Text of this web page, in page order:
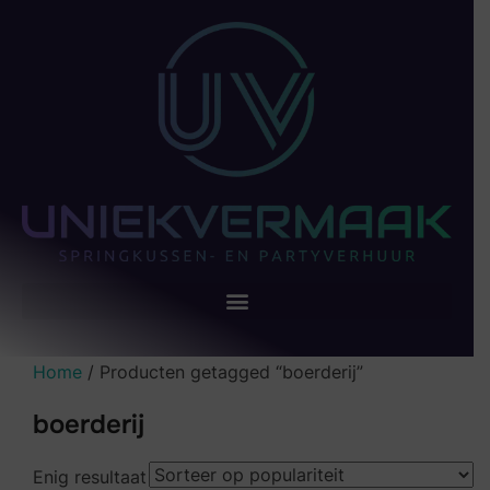
Home / Producten getagged “boerderij”
boerderij
Enig resultaat